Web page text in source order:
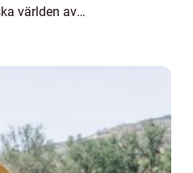
världen av